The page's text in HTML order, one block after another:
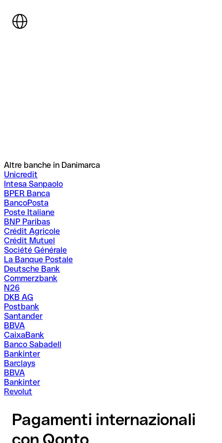
Altre banche in Danimarca
Unicredit
Intesa Sanpaolo
BPER Banca
BancoPosta
Poste Italiane
BNP Paribas
Crédit Agricole
Crédit Mutuel
Société Générale
La Banque Postale
Deutsche Bank
Commerzbank
N26
DKB AG
Postbank
Santander
BBVA
CaixaBank
Banco Sabadell
Bankinter
Barclays
BBVA
Bankinter
Revolut
Pagamenti internazionali
con Qonto